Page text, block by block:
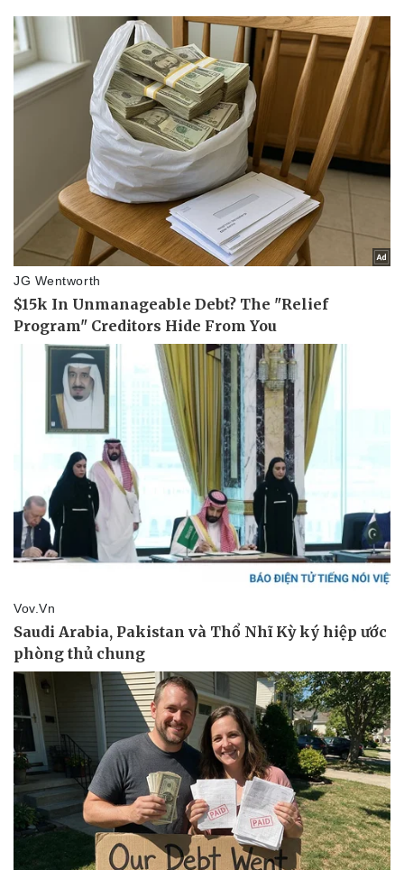
Vụ án
Tin nóng
Tư vấn luật
Quân sự - Quốc phòng
Vũ khí
Việt Nam
Phân tích
Thể thao
Bóng đá
Lịch thi đấu bóng đá
Thế giới thể thao
eSports
Hậu trường
Xe máy
Tư vấn